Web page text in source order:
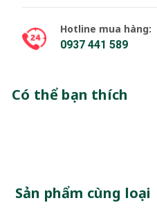
Hotline mua hàng:
0937 441 589
Có thể bạn thích
Sản phẩm cùng loại